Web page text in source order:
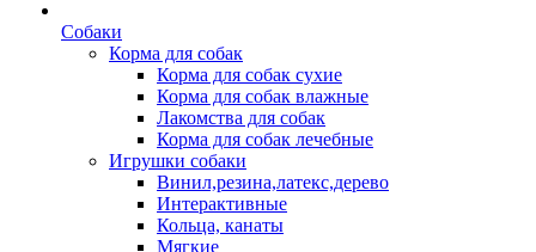
Собаки
Корма для собак
Корма для собак сухие
Корма для собак влажные
Лакомства для собак
Корма для собак лечебные
Игрушки собаки
Винил,резина,латекс,дерево
Интерактивные
Кольца, канаты
Мягкие